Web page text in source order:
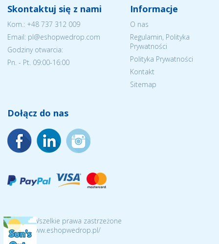
Skontaktuj się z nami
Kom.: +48 737 312 009
Email: pl@eshopwedrop.com
Godziny otwarcia:
Pn. - Pt. 09:00-16:00
Informacje
O nas
Regulamin, Polityka
Prywatności
Polityka Prywatności
Kontakt
Sitemap
Dołącz do nas
© 2026 Wszelkie prawa zastrzeżone
https://www.eshopwedrop.pl/